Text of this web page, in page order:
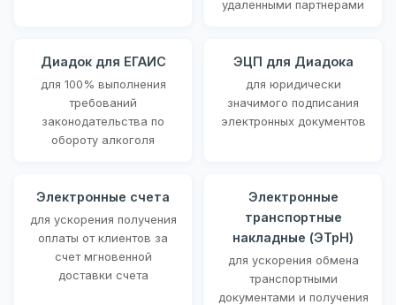
удаленными партнерами
Диадок для ЕГАИС
для 100% выполнения
требований
законодательства по
обороту алкоголя
ЭЦП для Диадока
для юридически
значимого подписания
электронных документов
Электронные счета
для ускорения получения
оплаты от клиентов за
счет мгновенной
доставки счета
Электронные
транспортные
накладные (ЭТрН)
для ускорения обмена
транспортными
документами и получения